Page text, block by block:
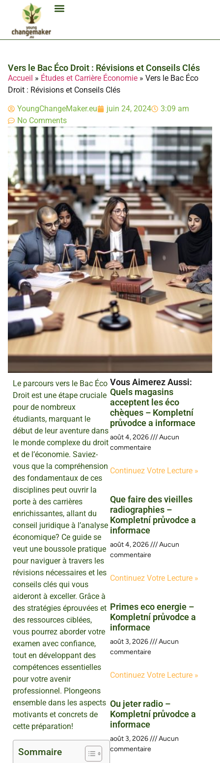
Vers le Bac Éco Droit : Révisions et Conseils Clés
Accueil » Études et Carrière Économie » Vers le Bac Éco
Droit : Révisions et Conseils Clés
YoungChangeMaker.eu juin 24, 2024
3:09 am
No Comments
Le parcours vers le Bac Éco
Droit est une étape cruciale
pour de nombreux
étudiants, marquant le
début de leur aventure dans
le monde complexe du droit
et de l’économie. Saviez-
vous que la compréhension
des fondamentaux de ces
disciplines peut ouvrir la
porte à des carrières
enrichissantes, allant du
conseil juridique à l’analyse
économique? Ce guide se
veut une boussole pratique
pour naviguer à travers les
révisions nécessaires et les
conseils clés qui vous
aideront à exceller. Grâce à
des stratégies éprouvées et
des ressources ciblées,
vous pourrez aborder votre
examen avec confiance,
tout en développant des
compétences essentielles
pour votre avenir
professionnel. Plongeons
ensemble dans les aspects
motivants et concrets de
cette préparation!
Sommaire
Vous Aimerez Aussi :
Quels magasins
acceptent les éco
chèques – Kompletní
průvodce a informace
août 4, 2026
Aucun
commentaire
Continuez Votre Lecture »
Que faire des vieilles
radiographies –
Kompletní průvodce a
informace
août 4, 2026
Aucun
commentaire
Continuez Votre Lecture »
Primes eco energie –
Kompletní průvodce a
informace
août 3, 2026
Aucun
commentaire
Continuez Votre Lecture »
Ou jeter radio –
Kompletní průvodce a
informace
août 3, 2026
Aucun
commentaire